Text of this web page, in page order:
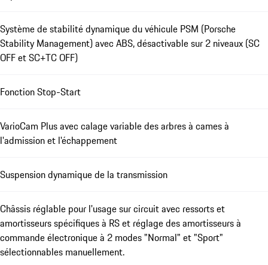
Système de stabilité dynamique du véhicule PSM (Porsche
Stability Management) avec ABS, désactivable sur 2 niveaux (SC
OFF et SC+TC OFF)
Fonction Stop-Start
VarioCam Plus avec calage variable des arbres à cames à
l'admission et l'échappement
Suspension dynamique de la transmission
Châssis réglable pour l'usage sur circuit avec ressorts et
amortisseurs spécifiques à RS et réglage des amortisseurs à
commande électronique à 2 modes "Normal" et "Sport"
sélectionnables manuellement.